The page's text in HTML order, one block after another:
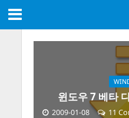
윈도우 7 베타
2009-01-08 11